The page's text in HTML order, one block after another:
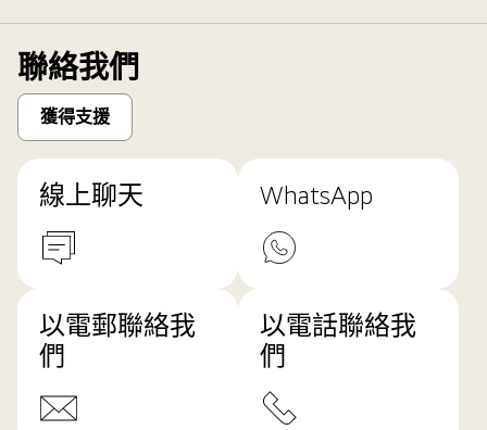
聯絡我們
獲得支援
線上聊天 WhatsApp
以電郵聯絡我
們
以電話聯絡我
們